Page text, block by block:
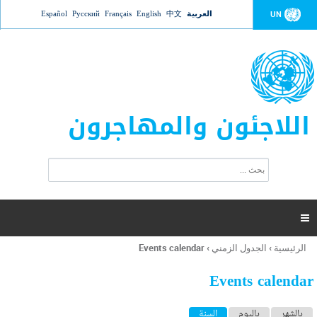
Jump to navigation UN العربية 中文
English
Français
Русский
Español
اللاجئون والمهاجرون
ت
ر
ل
ح
ب

أنت
هنا
الرئيسية › الجدول الزمني ›
Events calendar
Events calendar